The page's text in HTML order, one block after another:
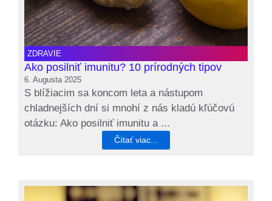
ZDRAVIE
Ako posilniť imunitu? 10 prírodných tipov
6. Augusta 2025
S blížiacim sa koncom leta a nástupom
chladnejších dní si mnohí z nás kladú kľúčovú
otázku: Ako posilniť imunitu a ...
Čítať viac...